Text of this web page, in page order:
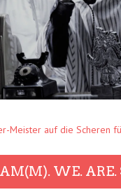
Meister auf die Scheren
WE. ARE.